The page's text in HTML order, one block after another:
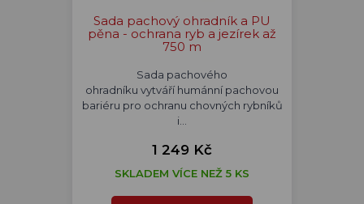
Sada pachový ohradník a PU
pěna - ochrana ryb a jezírek až
750 m
Sada pachového
ohradníku vytváří humánní pachovou
bariéru pro ochranu chovných rybníků
i…
1 249 Kč
SKLADEM VÍCE NEŽ 5 KS